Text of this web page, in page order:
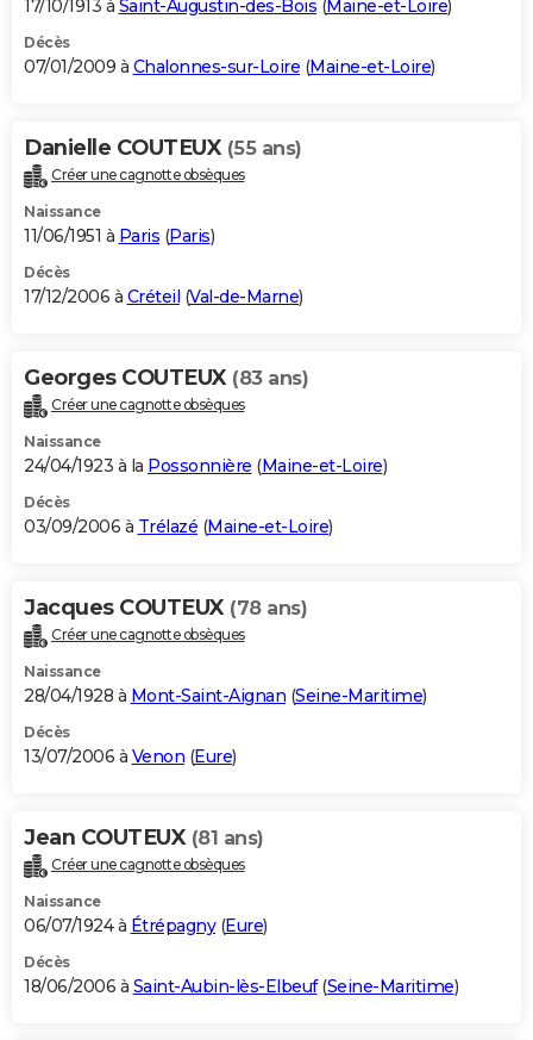
17/10/1913 à Saint-Augustin-des-Bois (Maine-et-Loire)
Décès
07/01/2009 à Chalonnes-sur-Loire (Maine-et-Loire)
Danielle COUTEUX (55 ans)
Créer une cagnotte obsèques
Naissance
11/06/1951 à Paris (Paris)
Décès
17/12/2006 à Créteil (Val-de-Marne)
Georges COUTEUX (83 ans)
Créer une cagnotte obsèques
Naissance
24/04/1923 à la Possonnière (Maine-et-Loire)
Décès
03/09/2006 à Trélazé (Maine-et-Loire)
Jacques COUTEUX (78 ans)
Créer une cagnotte obsèques
Naissance
28/04/1928 à Mont-Saint-Aignan (Seine-Maritime)
Décès
13/07/2006 à Venon (Eure)
Jean COUTEUX (81 ans)
Créer une cagnotte obsèques
Naissance
06/07/1924 à Étrépagny(Eure)
Décès
18/06/2006 à Saint-Aubin-lès-Elbeuf(Seine-Maritime)